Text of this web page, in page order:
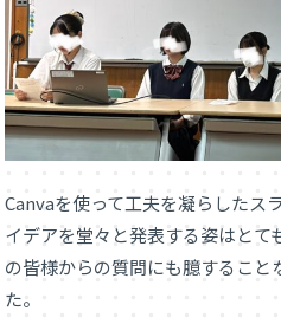
Canvaを使って工夫を凝らしたス
イデアを堂々と発表する姿はとて
の皆様からの質問にも臆するこ
た。